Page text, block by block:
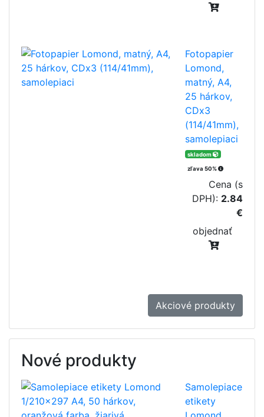
Fotopapier
Lomond,
matný, A4,
25 hárkov,
CDx3
(114/41mm),
samolepiaci
skladom
zľava 50%
Cena (s
DPH): 2.84
€
objednať
Akciové produkty
Nové produkty
Samolepiace
etikety